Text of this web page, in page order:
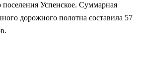
поселения Успенское. Суммарная
дорожного полотна составила 57